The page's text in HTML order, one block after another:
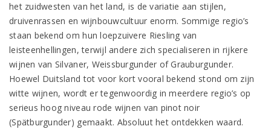
het zuidwesten van het land, is de variatie aan stijlen,
druivenrassen en wijnbouwcultuur enorm. Sommige regio’s
staan bekend om hun loepzuivere Riesling van
leisteenhellingen, terwijl andere zich specialiseren in rijkere
wijnen van Silvaner, Weissburgunder of Grauburgunder.
Hoewel Duitsland tot voor kort vooral bekend stond om zijn
witte wijnen, wordt er tegenwoordig in meerdere regio’s op
serieus hoog niveau rode wijnen van pinot noir
(Spätburgunder) gemaakt. Absoluut het ontdekken waard.